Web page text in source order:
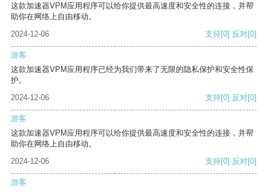
这款加速器VPM应用程序可以给你提供最高速度和安全性的连接，并帮
助你在网络上自由移动。
2024-12-06
支持[0] 反对[0]
游客
这款加速器VPM应用程序已经为我们带来了无限的隐私保护和安全性保
护。
2024-12-06
支持[0] 反对[0]
游客
这款加速器VPM应用程序可以给你提供最高速度和安全性的连接，并帮
助你在网络上自由移动。
2024-12-06
支持[0] 反对[0]
游客